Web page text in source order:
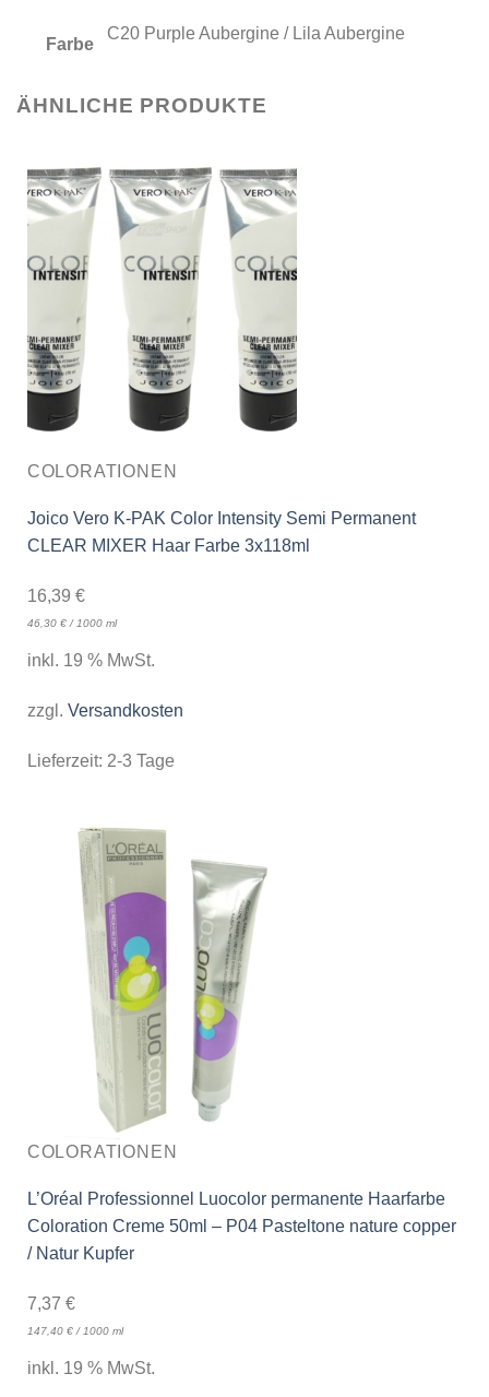
Farbe
C20 Purple Aubergine / Lila Aubergine
ÄHNLICHE PRODUKTE
COLORATIONEN
Joico Vero K-PAK Color Intensity Semi Permanent
CLEAR MIXER Haar Farbe 3x118ml
16,39 €
46,30 €/ 1000 ml
inkl. 19 % MwSt.
zzgl. Versandkosten
Lieferzeit: 2-3 Tage
COLORATIONEN
L’Oréal Professionnel Luocolor permanente Haarfarbe
Coloration Creme 50ml – P04 Pasteltone nature copper
/ Natur Kupfer
7,37 €
147,40 €/ 1000 ml
inkl. 19 % MwSt.